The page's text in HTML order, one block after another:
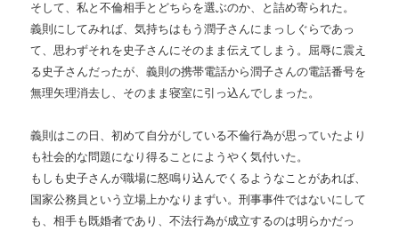
そして、私と不倫相手とどちらを選ぶのか、と詰め寄られた。
義則にしてみれば、気持ちはもう潤子さんにまっしぐらであっ
て、思わずそれを史子さんにそのまま伝えてしまう。屈辱に震え
る史子さんだったが、義則の携帯電話から潤子さんの電話番号を
無理矢理消去し、そのまま寝室に引っ込んでしまった。
義則はこの日、初めて自分がしている不倫行為が思っていたより
も社会的な問題になり得ることにようやく気付いた。
もしも史子さんが職場に怒鳴り込んでくるようなことがあれば、
国家公務員という立場上かなりまずい。刑事事件ではないにして
も、相手も既婚者であり、不法行為が成立するのは明らかだっ